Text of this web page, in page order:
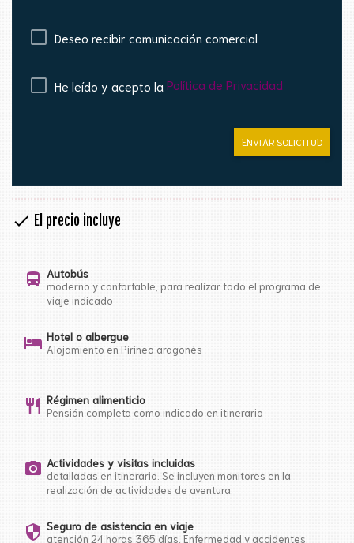
Deseo recibir comunicación comercial
He leído y acepto la Política de Privacidad
ENVIAR SOLICITUD
check El precio incluye
directions_bus Autobús
moderno y confortable, para realizar todo el programa de
viaje indicado
hotel Hotel o albergue
Alojamiento en Pirineo aragonés
restaurant Régimen alimenticio
Pensión completa como indicado en itinerario
photo_camera Actividades y visitas incluidas
detalladas en itinerario. Se incluyen monitores en la
realización de actividades de aventura.
security Seguro de asistencia en viaje
atención 24 horas 365 días. Enfermedad y accidentes